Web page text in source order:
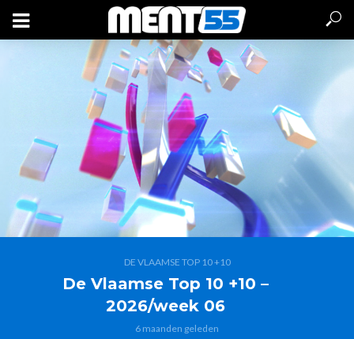
DE VLAAMSE TOP 10 +10
De Vlaamse Top 10 +10 –
2026/week 06
6 maanden geleden